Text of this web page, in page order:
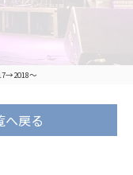
～
へ戻る